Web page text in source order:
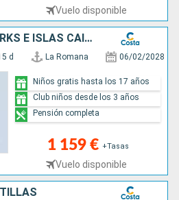
Vuelo disponible
REP. DOMINICANA, TURKS E ISLAS CAICOS, ANTILLAS, ISLAS VÍRGENES
d La Romana 06/02/2028
1 159 € +Tasas
Vuelo disponible
Niños gratis hasta los 17 años
Club niños desde los 3 años
Pensión completa